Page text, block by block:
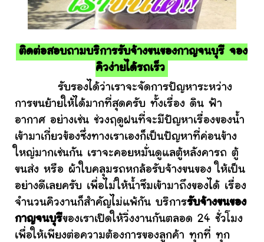
ติดต่อสอบถามบริการรับจ้างขนของกาญจนบุรี จอง
คิวง่ายได้รถเร็ว
รับรองได้ว่าเราจะจัดการปัญหาระหว่าง
การขนย้ายให้ได้มากที่สุดครับ ทั้งเรื่อง ดิน ฟ้า
อากาศ อย่างเช่น ช่วงฤดูฝนที่จะมีปัญหาเรื่องของน้ำ
เข้ามาเกี่ยวข้องซึ่งทางเราเองก็เป็นปัญหาที่ค่อนข้าง
ใหญ่มากเช่นกัน เราจะคอยหมั่นดูแลตู้หลังคารถ ตู้
ขนส่ง หรือ ผ้าใบคลุมรถหกล้อรับจ้างขนของ ให้เป็น
อย่างดีเลยครับ เพื่อไม่ให้น้ำซึมเข้ามาถึงของได้ เรื่อง
จำนวนคิวงานก็สำคัญไม่แพ้กัน บริการรับจ้างขนของ
กาญจนบุรีของเราเปิดให้วิ่งงานกันตลอด 24 ชั่วโมง
เพื่อให้เพียงต่อความต้องการของลูกค้า ทุกที่ ทุก